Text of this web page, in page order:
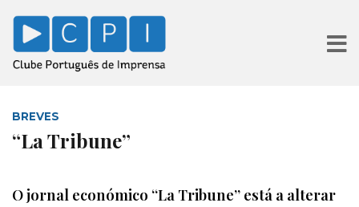
BREVES
“La Tribune”
O jornal económico “La Tribune” está a alterar